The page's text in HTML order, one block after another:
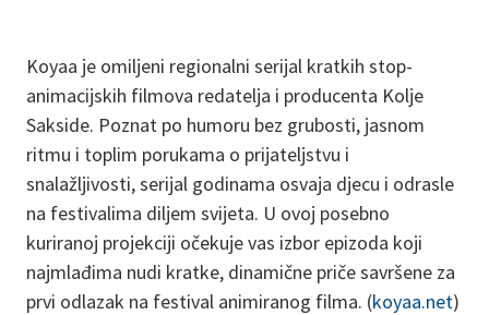
Koyaa je omiljeni regionalni serijal kratkih stop-
animacijskih filmova redatelja i producenta Kolje
Sakside. Poznat po humoru bez grubosti, jasnom
ritmu i toplim porukama o prijateljstvu i
snalažljivosti, serijal godinama osvaja djecu i odrasle
na festivalima diljem svijeta. U ovoj posebno
kuriranoj projekciji očekuje vas izbor epizoda koji
najmlađima nudi kratke, dinamične priče savršene za
prvi odlazak na festival animiranog filma. (koyaa.net)